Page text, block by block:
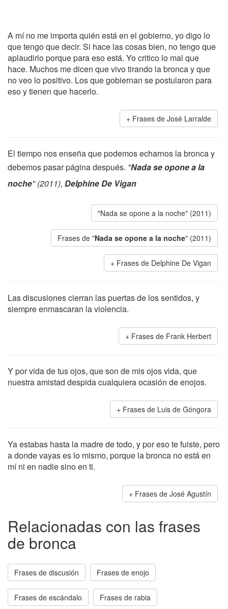
A mí no me importa quién está en el gobierno, yo digo lo
que tengo que decir. Si hace las cosas bien, no tengo que
aplaudirlo porque para eso está. Yo critico lo mal que
hace. Muchos me dicen que vivo tirando la bronca y que
no veo lo positivo. Los que gobiernan se postularon para
eso y tienen que hacerlo.
Frases de José Larralde
El tiempo nos enseña que podemos echarnos la bronca y
debemos pasar página después. "Nada se opone a la
noche" (2011), Delphine De Vigan
"Nada se opone a la noche" (2011)
Frases de "Nada se opone a la noche" (2011)
Frases de Delphine De Vigan
Las discusiones cierran las puertas de los sentidos, y
siempre enmascaran la violencia.
Frases de Frank Herbert
Y por vida de tus ojos, que son de mis ojos vida, que
nuestra amistad despida cualquiera ocasión de enojos.
Frases de Luis de Góngora
Ya estabas hasta la madre de todo, y por eso te fuiste, pero
a donde vayas es lo mismo, porque la bronca no está en
mí ni en nadie sino en ti.
Frases de José Agustín
Relacionadas con las frases
de bronca
Frases de discusión Frases de enojo
Frases de escándalo Frases de rabia